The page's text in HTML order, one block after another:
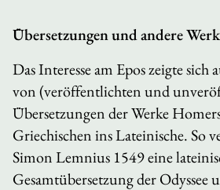
Übersetzungen und andere
Das Interesse am Epos zeigte sich
von (veröffentlichten und
Übersetzungen der Werke
Griechischen ins Lateinische. So
Simon Lemnius 1549 eine
Gesamtübersetzung derOdyssee